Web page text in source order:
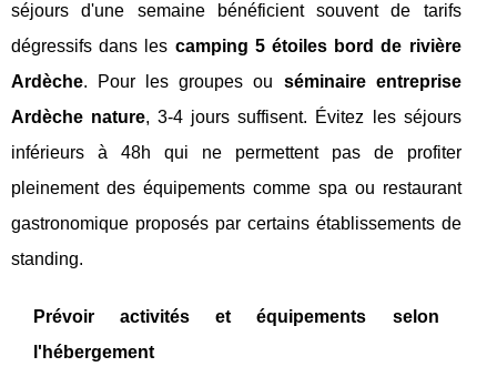
séjours d'une semaine bénéficient souvent de tarifs
dégressifs dans les camping 5 étoiles bord de rivière
Ardèche. Pour les groupes ou séminaire entreprise
Ardèche nature, 3-4 jours suffisent. Évitez les séjours
inférieurs à 48h qui ne permettent pas de profiter
pleinement des équipements comme spa ou restaurant
gastronomique proposés par certains établissements de
standing.
Prévoir activités et équipements selon
l'hébergement